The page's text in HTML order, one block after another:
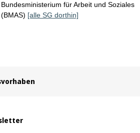
Bundesministerium für Arbeit und Soziales
(BMAS) [alle SG dorthin]